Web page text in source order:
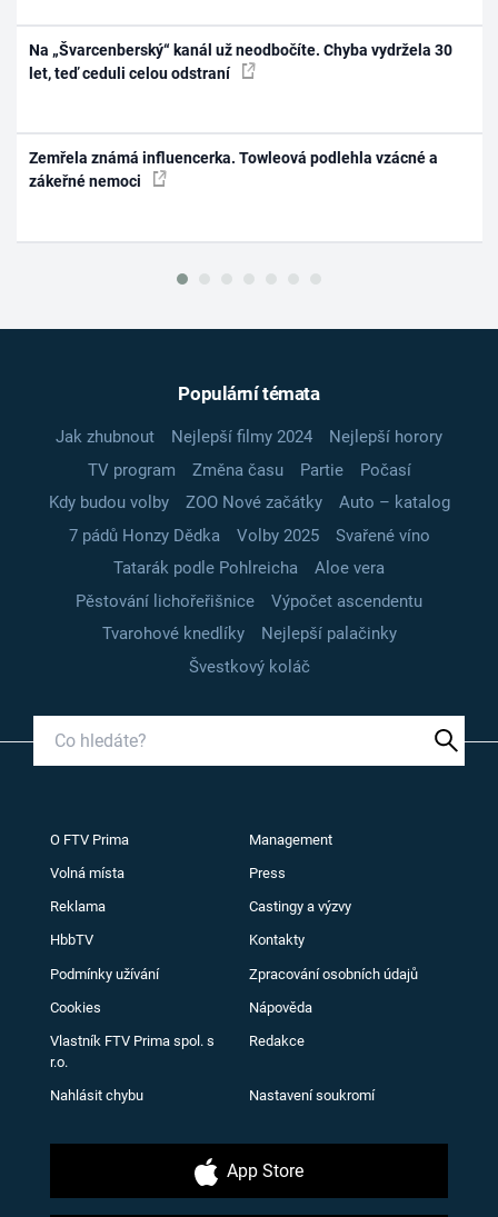
Na „Švarcenberský“ kanál už neodbočíte. Chyba vydržela 30
let, teď ceduli celou odstraní
Zemřela známá influencerka. Towleová podlehla vzácné a
zákeřné nemoci
Populární témata
Jak zhubnout Nejlepší filmy 2024
Nejlepší horory
TV program
Změna času Partie
Počasí
Kdy budou volby
ZOO Nové začátky
Auto – katalog
7 pádů Honzy Dědka
Volby 2025
Svařené víno
Tatarák podle Pohlreicha
Aloe vera
Pěstování lichořeřišnice
Výpočet ascendentu
Tvarohové knedlíky
Nejlepší palačinky
Švestkový koláč
O FTV Prima Management
Volná místa Press
Reklama Castingy a výzvy
HbbTV Kontakty
Podmínky užívání Zpracování osobních údajů
Cookies Nápověda
Vlastník FTV Prima spol. s
r.o.
Redakce
Nahlásit chybu Nastavení soukromí
App Store